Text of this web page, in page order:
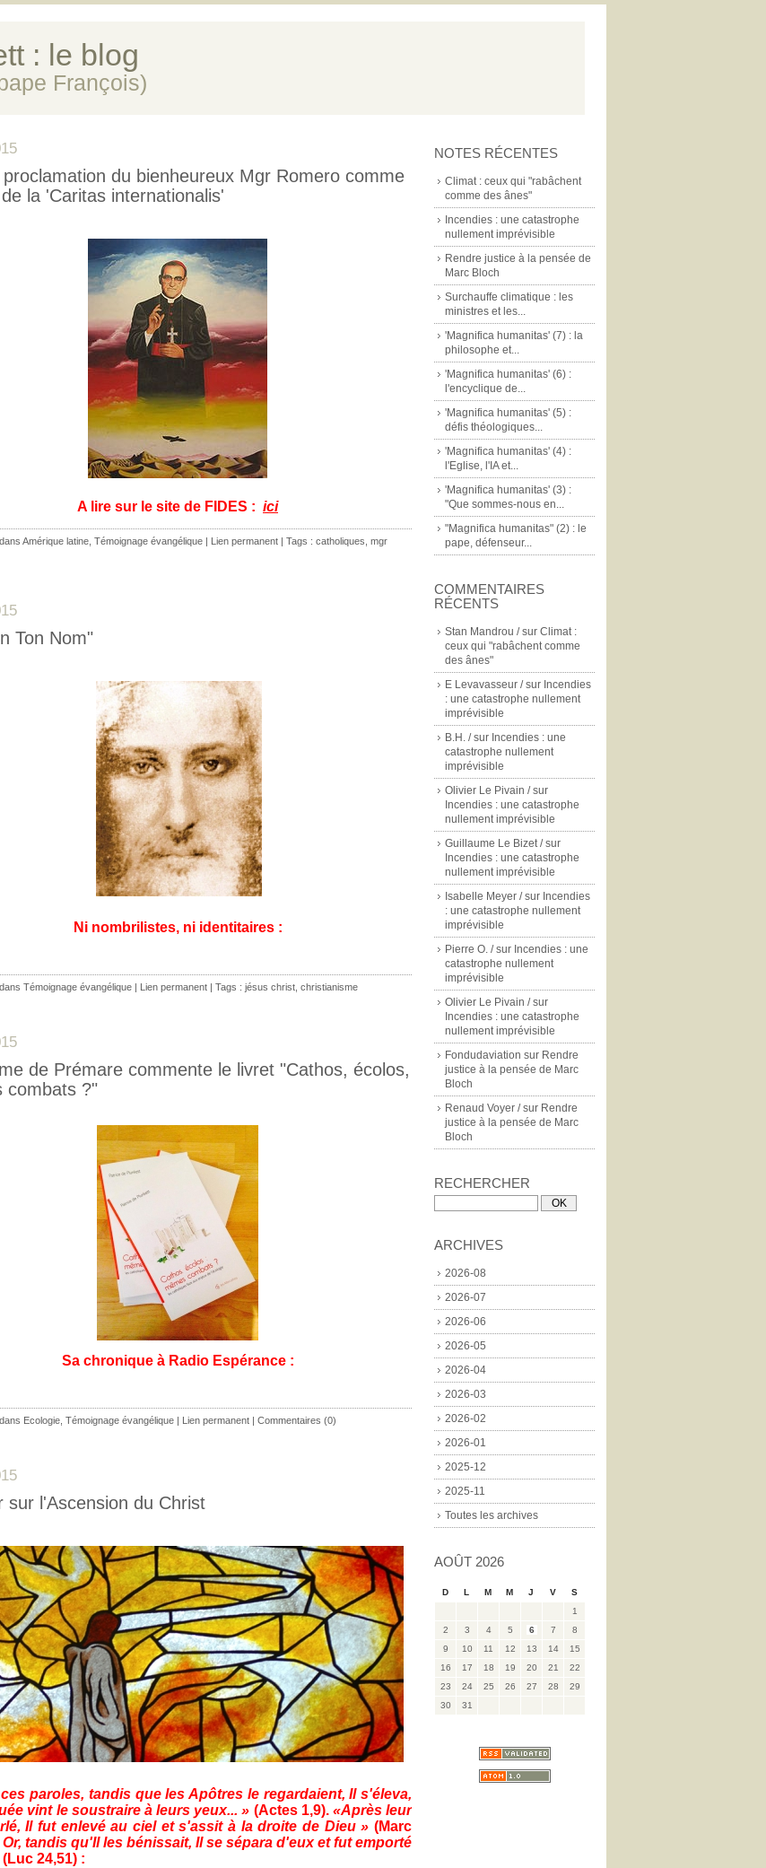
: le blog
François)
NOTES RÉCENTES
Climat : ceux qui "rabâchent
comme des ânes"
Incendies : une catastrophe
nullement imprévisible
Rendre justice à la pensée de
Marc Bloch
Surchauffe climatique : les
ministres et les...
'Magnifica humanitas' (7) : la
philosophe et...
'Magnifica humanitas' (6) :
l'encyclique de...
'Magnifica humanitas' (5) :
défis théologiques...
'Magnifica humanitas' (4) :
l'Eglise, l'IA et...
'Magnifica humanitas' (3) :
"Que sommes-nous en...
"Magnifica humanitas" (2) : le
pape, défenseur...
COMMENTAIRES
RÉCENTS
Stan Mandrou /sur Climat :
ceux qui "rabâchent comme
des ânes"
E Levavasseur /sur Incendies
: une catastrophe nullement
imprévisible
B.H. /sur Incendies : une
catastrophe nullement
imprévisible
Olivier Le Pivain /sur
Incendies : une catastrophe
nullement imprévisible
Guillaume Le Bizet /sur
Incendies : une catastrophe
nullement imprévisible
Isabelle Meyer /sur Incendies
: une catastrophe nullement
imprévisible
Pierre O. /sur Incendies : une
catastrophe nullement
imprévisible
Olivier Le Pivain /sur
Incendies : une catastrophe
nullement imprévisible
Fondudaviation sur Rendre
justice à la pensée de Marc
Bloch
Renaud Voyer /sur Rendre
justice à la pensée de Marc
Bloch
RECHERCHER
ARCHIVES
2026-08
2026-07
2026-06
2026-05
2026-04
2026-03
2026-02
2026-01
2025-12
2025-11
Toutes les archives
AOÛT 2026
D L M M J V
S
1
2
3 4 5 6 7
8
9
10 11 12 13 14
15
16
17 18 19 20 21
22
23
24 25 26 27 28
29
30
31
du bienheureux Mgr Romero comme
la 'Caritas internationalis'
A lire sur le site de FIDES : ici
Amérique latine Témoignage évangélique | Lien permanent | Tags : catholiques mgr
Ton Nom"
Ni nombrilistes, ni identitaires :
Témoignage évangélique | Lien permanent | Tags : jésus christ christianisme
de Prémare commente le livret "Cathos, écolos,
combats ?"
Sa chronique à Radio Espérance :
Ecologie Témoignage évangélique | Lien permanent | Commentaires (0)
sur l'Ascension du Christ
paroles, tandis que les Apôtres le regardaient, Il s'éleva,
vint le soustraire à leurs yeux... » (Actes 1,9). «Après leur
Il fut enlevé au ciel et s'assit à la droite de Dieu » (Marc
Or, tandis qu'Il les bénissait, Il se sépara d'eux et fut emporté
(Luc 24,51) :